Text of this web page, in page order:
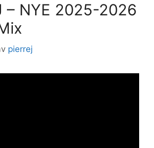
– NYE 2025-2026
pierrej